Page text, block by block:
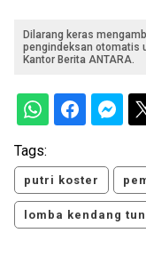
Dilarang keras
pengindeksan otomatis
Kantor Berita ANTARA.
Tags:
putri koster
lomba kendang